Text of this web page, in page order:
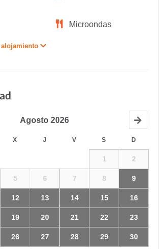
Microondas
alojamiento
Agosto 2026
X J V S D
1 2
5 6 7 8 9
12 13 14 15 16
19 20 21 22 23
26 27 28 29 30